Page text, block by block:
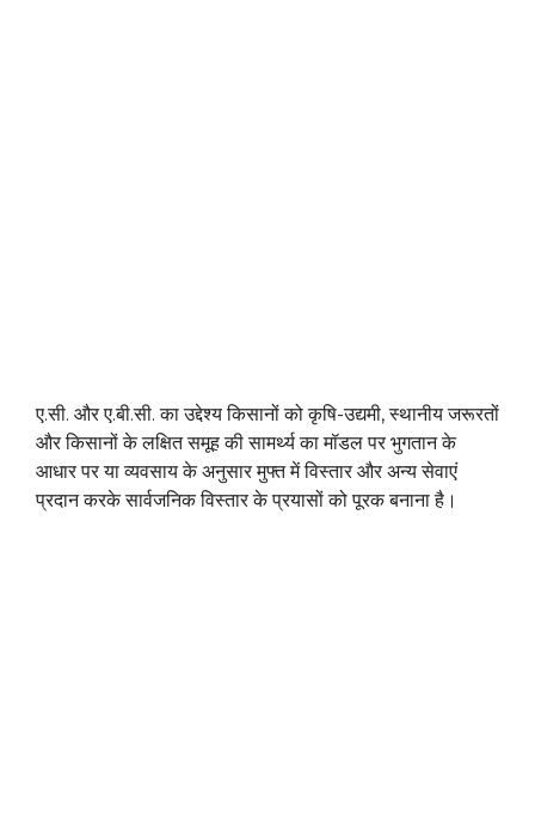
ए.सी. और ए.बी.सी. का उद्देश्य किसानों को कृषि-उद्यमी, स्थानीय जरूरतों
और किसानों के लक्षित समूह की सामर्थ्य का मॉडल पर भुगतान के
आधार पर या व्यवसाय के अनुसार मुफ्त में विस्तार और अन्य सेवाएं
प्रदान करके सार्वजनिक विस्तार के प्रयासों को पूरक बनाना है।